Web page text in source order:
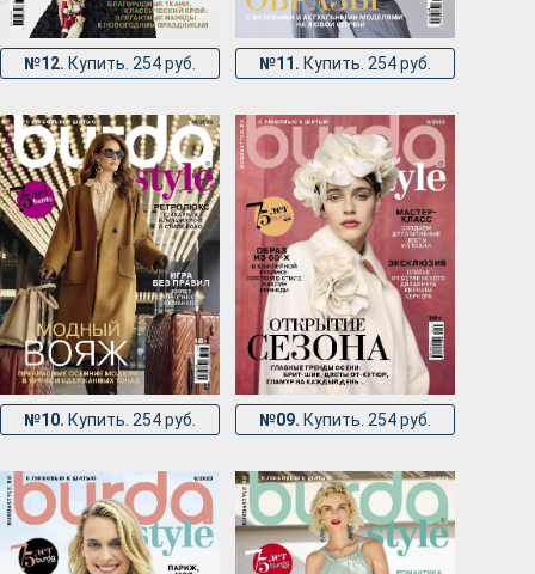
№12. Купить. 254 руб. №11. Купить. 254 руб.
№10. Купить. 254 руб. №09. Купить. 254 руб.